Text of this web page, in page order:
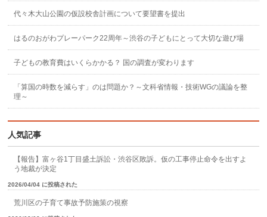
代々木大山公園の仮設校舎計画について要望書を提出
はるのおがわプレーパーク22周年～渋谷の子どもにとって大切な遊び場
子どもの教育費はいくらかかる？ 国の調査が変わります
「算国の時数を減らす」のは問題か？～文科省情報・技術WGの議論を整
理～
人気記事
【報告】富ヶ谷1丁目盛土訴訟・渋谷区敗訴。仮の工事停止命令を出すよ
う地裁が決定
2026/04/04 に投稿された
荒川区の子育て事故予防施策の視察